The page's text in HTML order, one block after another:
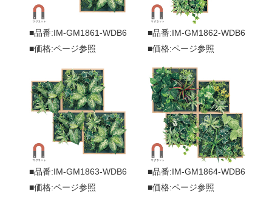
■品番:IM-GM1861-WDB6
■価格:ページ参照
■品番:IM-GM1862-WDB6
■価格:ページ参照
■品番:IM-GM1863-WDB6
■価格:ページ参照
■品番:IM-GM1864-WDB6
■価格:ページ参照